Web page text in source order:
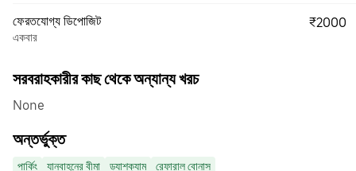
ফেরতযোগ্য ডিপোজিট
একবার
₹2000
সরবরাহকারীর কাছ থেকে অন্যান্য খরচ
None
অন্তর্ভুক্ত
পার্কিং যানবাহনের বীমা ড্যাশক্যাম রেফারাল বোনাস